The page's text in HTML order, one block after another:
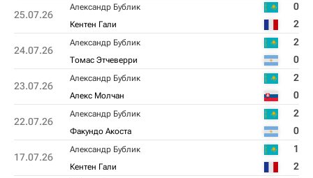
25.07.26
Александр Бублик 0
Кентен Гали 2
24.07.26
Александр Бублик 2
Томас Этчеверри 0
23.07.26
Александр Бублик 2
Алекс Молчан 0
22.07.26
Александр Бублик 2
Факундо Акоста 0
17.07.26
Александр Бублик 1
Кентен Гали 2